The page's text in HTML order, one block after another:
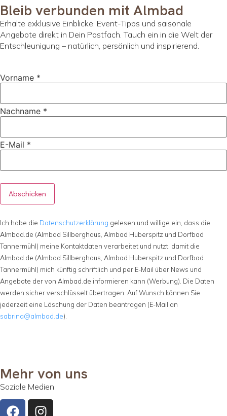
Bleib verbunden mit Almbad
Erhalte exklusive Einblicke, Event-Tipps und saisonale
Angebote direkt in Dein Postfach. Tauch ein in die Welt der
Entschleunigung – natürlich, persönlich und inspirierend.
Vorname *
Nachname *
E-Mail *
Abschicken
Ich habe die Datenschutzerklärung gelesen und willige ein, dass die
Almbad.de (Almbad Sillberghaus, Almbad Huberspitz und Dorfbad
Tannermühl) meine Kontaktdaten verarbeitet und nutzt, damit die
Almbad.de (Almbad Sillberghaus, Almbad Huberspitz und Dorfbad
Tannermühl) mich künftig schriftlich und per E-Mail über News und
Angebote der von Almbad.de informieren kann (Werbung). Die Daten
werden sicher verschlüsselt übertragen. Auf Wunsch können Sie
jederzeit eine Löschung der Daten beantragen (E-Mail an
sabrina@almbad.de).
Mehr von uns
Soziale Medien